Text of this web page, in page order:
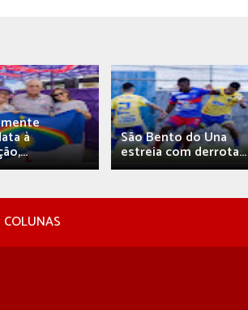
à São Bento do Una
estreia com derrota...
COLUNAS